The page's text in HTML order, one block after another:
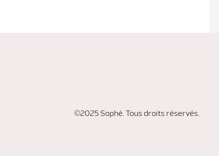
©2025 Sophé. Tous droits réservés.